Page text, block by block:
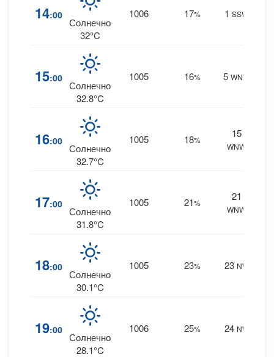
14:00
Солнечно
32°C
1006 17% 1 SSW
15:00
Солнечно
32.8°C
1005 16% 5 WNW
16:00
Солнечно
32.7°C
1005 18%
15
WNW
17:00
Солнечно
31.8°C
1005 21%
21
WNW
18:00
Солнечно
30.1°C
1005 23% 23 NW
19:00
Солнечно
28.1°C
1006 25% 24 NW